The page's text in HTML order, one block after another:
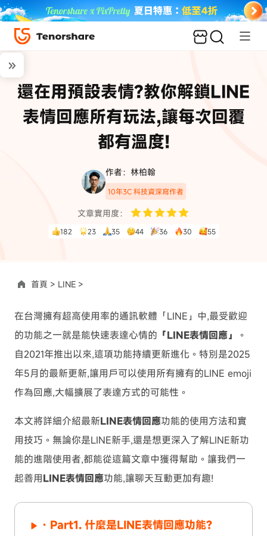
還在用預設表情?教你解鎖LINE
表情回應所有玩法,讓每次回覆
都有溫度!
作者：林柏翰
10年3C 科技資深寫作者
文章實用度：
182 23 35 44 36 30 55
首頁 > LINE >
在台灣擁有超高使用率的通訊軟體「LINE」中,最受歡迎
的功能之一就是能快速表達心情的 「LINE表情回應」
。
自2021年推出以來,這項功能持續更新進化。特別是2025
年5月的最新更新,讓用戶可以使用所有擁有的LINE emoji
作為回應,大幅擴展了表達方式的可能性。
本文將詳細介紹最新LINE表情回應功能的使用方法和實
用技巧。無論你是LINE新手,還是想更深入了解LINE新功
能的進階使用者,都能從這篇文章中獲得幫助。讓我們一
起善用LINE表情回應功能,讓聊天互動更加有趣!
· Part1. 什麼是LINE表情回應功能?